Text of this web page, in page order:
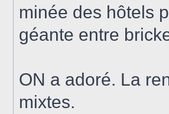
minée des hôtels
géante entre
ON a adoré. La
mixtes.